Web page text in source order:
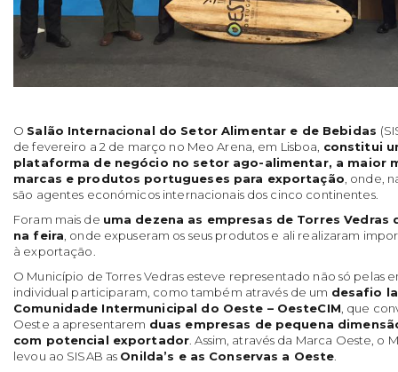
O Salão Internacional do Setor Alimentar e de Bebidas
de fevereiro a 2 de março no Meo Arena, em Lisboa, constitui
plataforma de negócio no setor ago-alimentar, a maior
marcas e produtos portugueses para exportação , onde,
são agentes económicos internacionais dos cinco continentes.
Foram mais de uma dezena as empresas de Torres Vedras
na feira , onde expuseram os seus produtos e ali realizaram
à exportação.
O Município de Torres Vedras esteve representado não só pelas
individual participaram, como também através de um desafio
Comunidade Intermunicipal do Oeste – OesteCIM , que
Oeste a apresentarem duas empresas de pequena
com potencial exportador . Assim, através da Marca Oeste, o
levou ao SISAB as Onilda’s e as Conservas a Oeste